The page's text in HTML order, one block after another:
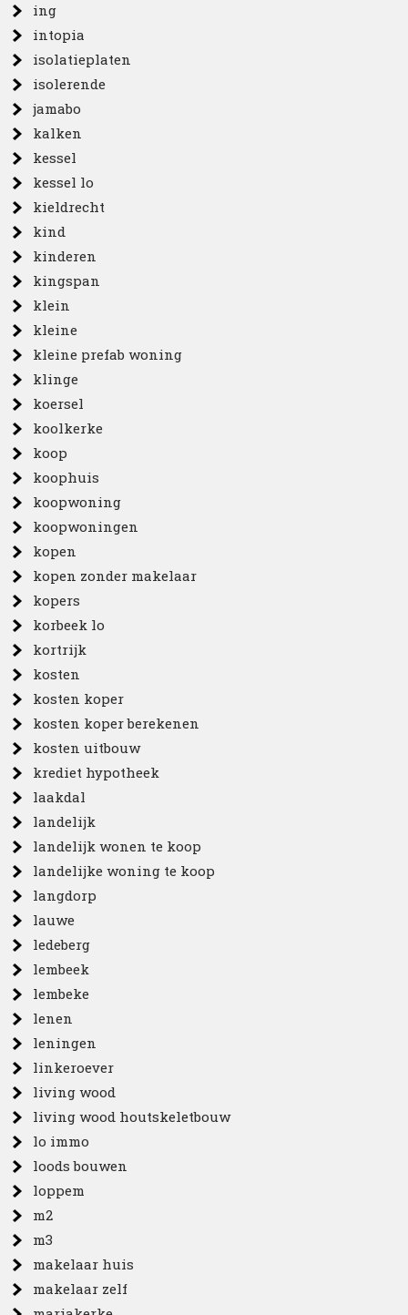
ing
intopia
isolatieplaten
isolerende
jamabo
kalken
kessel
kessel lo
kieldrecht
kind
kinderen
kingspan
klein
kleine
kleine prefab woning
klinge
koersel
koolkerke
koop
koophuis
koopwoning
koopwoningen
kopen
kopen zonder makelaar
kopers
korbeek lo
kortrijk
kosten
kosten koper
kosten koper berekenen
kosten uitbouw
krediet hypotheek
laakdal
landelijk
landelijk wonen te koop
landelijke woning te koop
langdorp
lauwe
ledeberg
lembeek
lembeke
lenen
leningen
linkeroever
living wood
living wood houtskeletbouw
lo immo
loods bouwen
loppem
m2
m3
makelaar huis
makelaar zelf